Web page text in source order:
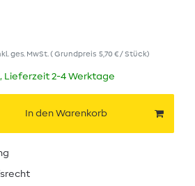
ges. MwSt.( Grundpreis 5,70 € / Stück)
2-4 Werktage
In den Warenkorb